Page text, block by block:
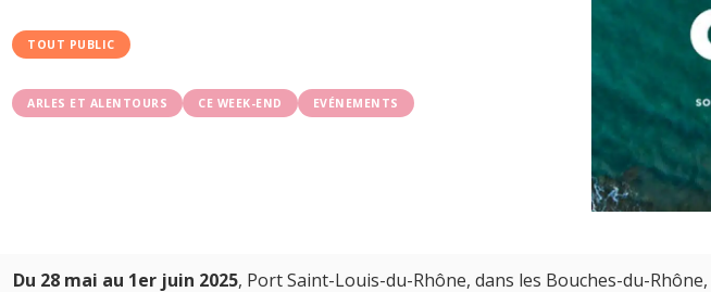
TOUT PUBLIC
ARLES ET ALENTOURS CE WEEK-END EVÉNEMENTS
Du 28 mai au 1er juin 2025, Port Saint-Louis-du-Rhône, dans les Bouches-du-